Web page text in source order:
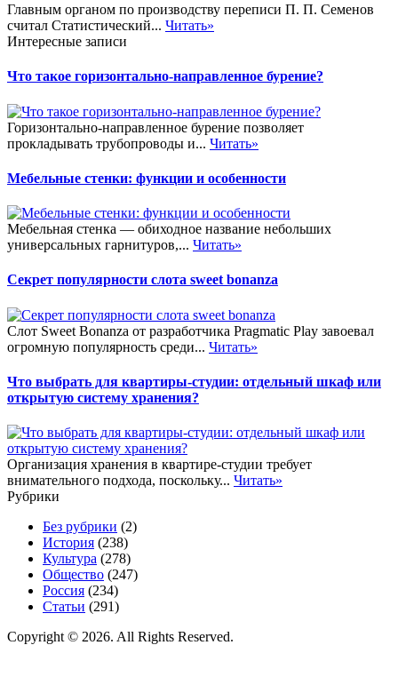
Главным органом по производству переписи П. П. Семенов
считал Статистический... Читать»
Интересные записи
Что такое горизонтально-направленное бурение?
Горизонтально-направленное бурение позволяет
прокладывать трубопроводы и... Читать»
Мебельные стенки: функции и особенности
Мебельная стенка — обиходное название небольших
универсальных гарнитуров,... Читать»
Секрет популярности слота sweet bonanza
Слот Sweet Bonanza от разработчика Pragmatic Play завоевал
огромную популярность среди... Читать»
Что выбрать для квартиры-студии: отдельный шкаф или
открытую систему хранения?
Организация хранения в квартире-студии требует
внимательного подхода, поскольку... Читать»
Рубрики
Без рубрики (2)
История (238)
Культура (278)
Общество (247)
Россия (234)
Статьи (291)
Copyright © 2026. All Rights Reserved.